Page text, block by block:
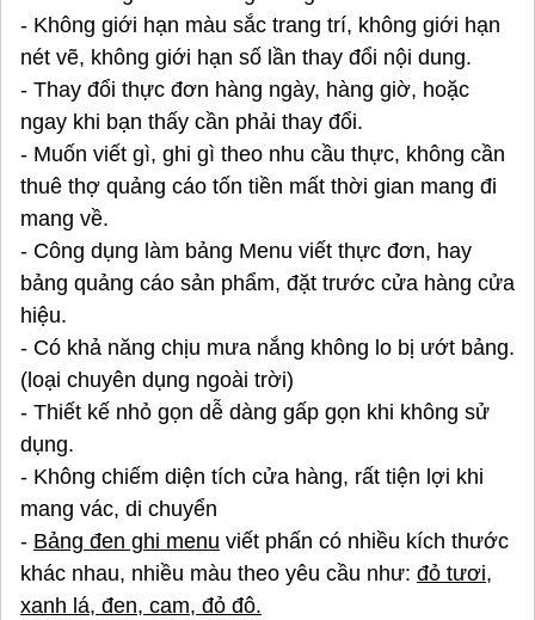
- Không giới hạn màu sắc trang trí, không giới hạn
nét vẽ, không giới hạn số lần thay đổi nội dung.
- Thay đổi thực đơn hàng ngày, hàng giờ, hoặc
ngay khi bạn thấy cần phải thay đổi.
- Muốn viết gì, ghi gì theo nhu cầu thực, không cần
thuê thợ quảng cáo tốn tiền mất thời gian mang đi
mang về.
- Công dụng làm bảng Menu viết thực đơn, hay
bảng quảng cáo sản phẩm, đặt trước cửa hàng cửa
hiệu.
- Có khả năng chịu mưa nắng không lo bị ướt bảng.
(loại chuyên dụng ngoài trời)
- Thiết kế nhỏ gọn dễ dàng gấp gọn khi không sử
dụng.
- Không chiếm diện tích cửa hàng, rất tiện lợi khi
mang vác, di chuyển
- Bảng đen ghi menu viết phấn có nhiều kích thước
khác nhau, nhiều màu theo yêu cầu như: đỏ tươi,
xanh lá, đen, cam, đỏ đô.